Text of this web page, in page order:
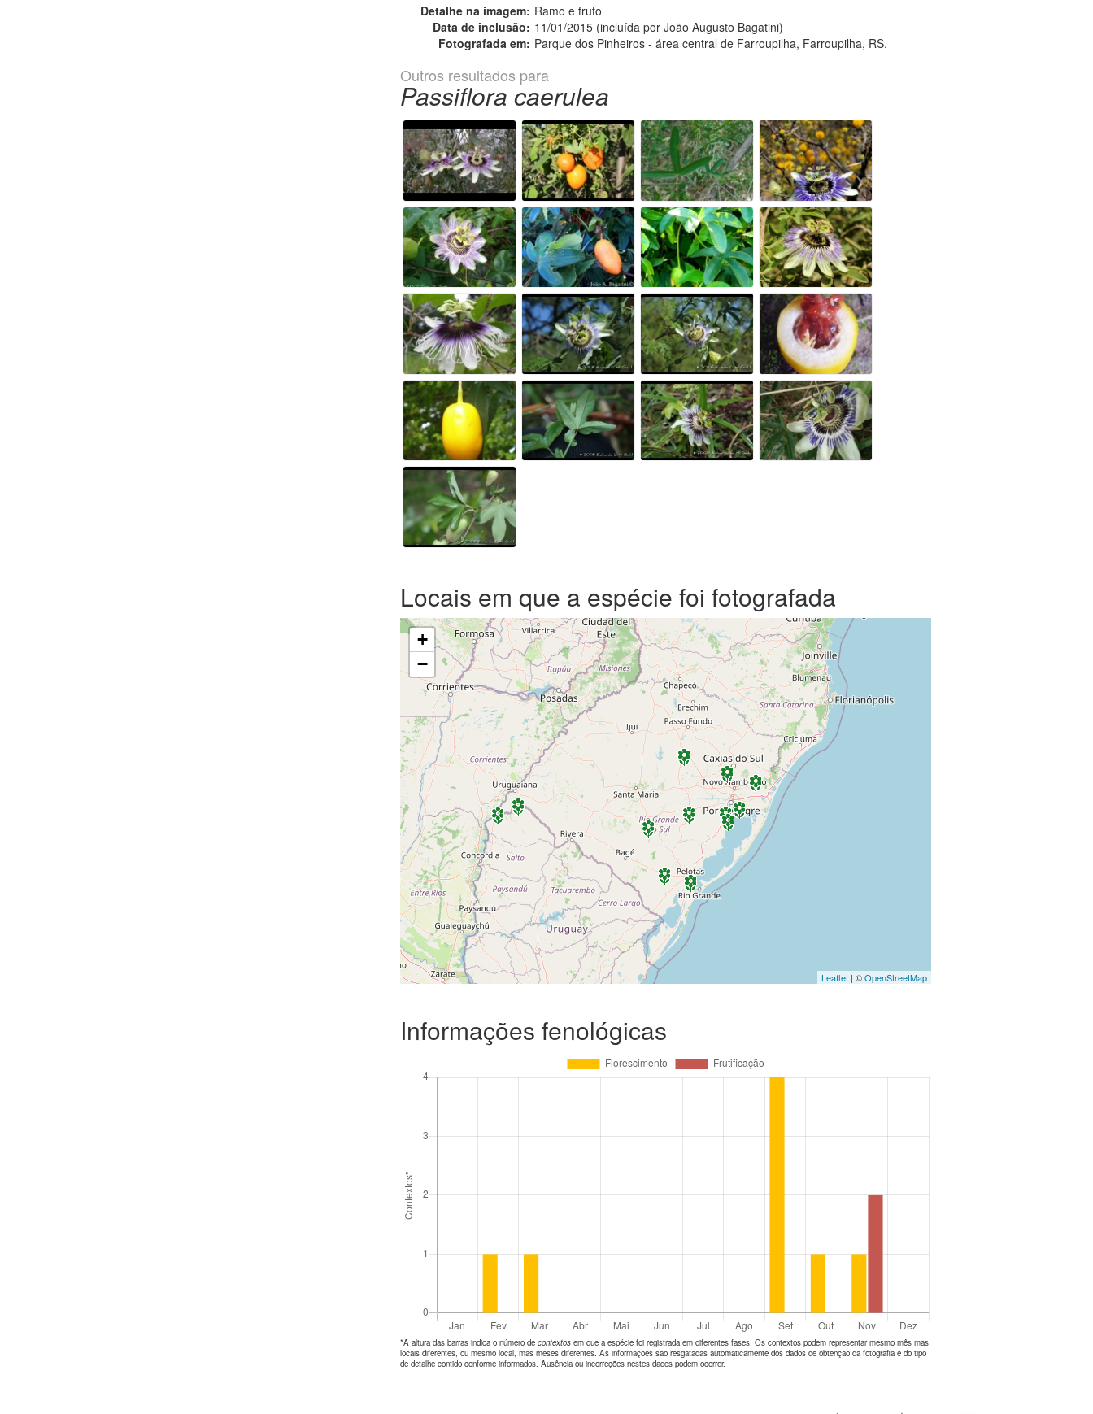
Detalhe na imagem: Ramo e fruto
Data de inclusão: 11/01/2015 (incluída por João Augusto Bagatini)
Fotografada em: Parque dos Pinheiros - área central de Farroupilha, Farroupilha, RS.
Outros resultados para
Passiflora caerulea
Locais em que a espécie foi fotografada
+
−
Leaflet| ©OpenStreetMap
Informações fenológicas
*A altura das barras indica o número de contextos em que a espécie foi registrada em diferentes fases. Os contextos podem representar mesmo mês mas
locais diferentes, ou mesmo local, mas meses diferentes. As informações são resgatadas automaticamente dos dados de obtenção da fotografia e do tipo
de detalhe contido conforme informados. Ausência ou incorreções nestes dados podem ocorrer.